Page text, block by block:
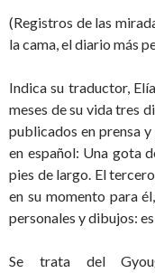
(Registros de las
la cama, el diario más
Indica su traductor,
meses de su vida tres
publicados en prensa
en español: Una gota
pies de largo. El
en su momento para
personales y dibujos: es
Se trata del